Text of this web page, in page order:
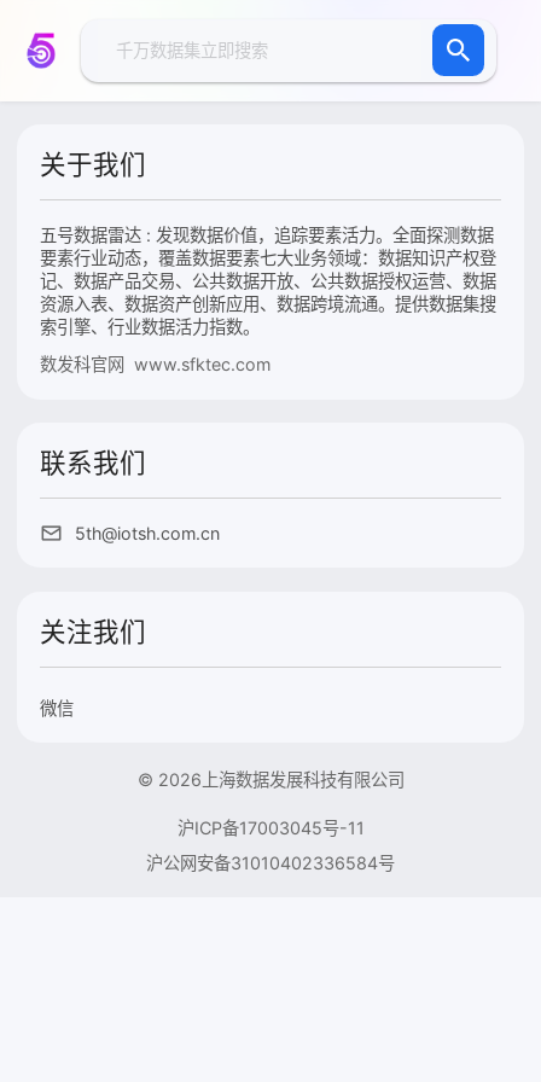
关于我们
五号数据雷达 : 发现数据价值，追踪要素活力。全面探测数据
要素行业动态，覆盖数据要素七大业务领域：数据知识产权登
记、数据产品交易、公共数据开放、公共数据授权运营、数据
资源入表、数据资产创新应用、数据跨境流通。提供数据集搜
索引擎、行业数据活力指数。
数发科官网 www.sfktec.com
联系我们
5th@iotsh.com.cn
关注我们
微信
© 2026上海数据发展科技有限公司
沪ICP备17003045号-11
沪公网安备31010402336584号